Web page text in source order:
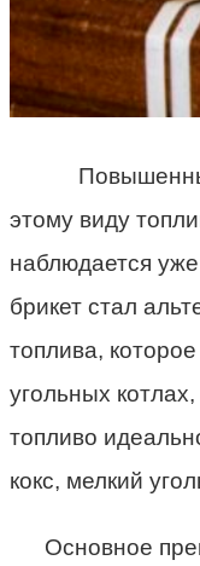
этому виду
наблюдается
брикет стал
топлива,
угольных
топливо
кокс, мелкий
Основное